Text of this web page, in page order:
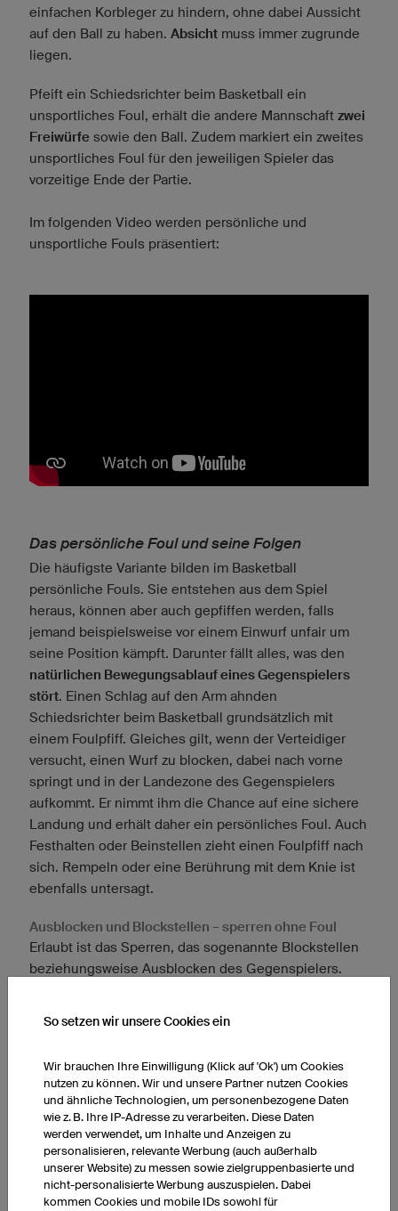
einfachen Korbleger zu hindern, ohne dabei Aussicht
auf den Ball zu haben. Absicht muss immer zugrunde
liegen.
Pfeift ein Schiedsrichter beim Basketball ein
unsportliches Foul, erhält die andere Mannschaft zwei
Freiwürfe sowie den Ball. Zudem markiert ein zweites
unsportliches Foul für den jeweiligen Spieler das
vorzeitige Ende der Partie.
Im folgenden Video werden persönliche und
unsportliche Fouls präsentiert:
Das persönliche Foul und seine Folgen
Die häufigste Variante bilden im Basketball
persönliche Fouls. Sie entstehen aus dem Spiel
heraus, können aber auch gepfiffen werden, falls
jemand beispielsweise vor einem Einwurf unfair um
seine Position kämpft. Darunter fällt alles, was den
natürlichen Bewegungsablauf eines Gegenspielers
stört. Einen Schlag auf den Arm ahnden
Schiedsrichter beim Basketball grundsätzlich mit
einem Foulpfiff. Gleiches gilt, wenn der Verteidiger
versucht, einen Wurf zu blocken, dabei nach vorne
springt und in der Landezone des Gegenspielers
aufkommt. Er nimmt ihm die Chance auf eine sichere
Landung und erhält daher ein persönliches Foul. Auch
Festhalten oder Beinstellen zieht einen Foulpfiff nach
sich. Rempeln oder eine Berührung mit dem Knie ist
ebenfalls untersagt.
Ausblocken und Blockstellen – sperren ohne Foul
Erlaubt ist das Sperren, das sogenannte Blockstellen
beziehungsweise Ausblocken des Gegenspielers.
oder rechts neben dem Verteidiger. Ein Hindernis
entsteht. Wichtig dabei ist, dass der Blocksteller
stillsteht und sich nicht in die eine oder die andere
Richtung lehnt, um seine Fläche zu vergrößern. Auch
die Ellbogen darf er nicht zu weit ausfahren.
Blockstellen funktioniert auch abseits des Balles. So
kann beispielweise ein Team die gegnerischen
So setzen wir unsere Cookies ein
Wir brauchen Ihre Einwilligung (Klick auf 'Ok') um Cookies
nutzen zu können. Wir und unsere Partner nutzen Cookies
und ähnliche Technologien, um personenbezogene Daten
wie z. B. Ihre IP-Adresse zu verarbeiten. Diese Daten
werden verwendet, um Inhalte und Anzeigen zu
personalisieren, relevante Werbung (auch außerhalb
unserer Website) zu messen sowie zielgruppenbasierte und
nicht-personalisierte Werbung auszuspielen. Dabei
kommen Cookies und mobile IDs sowohl für